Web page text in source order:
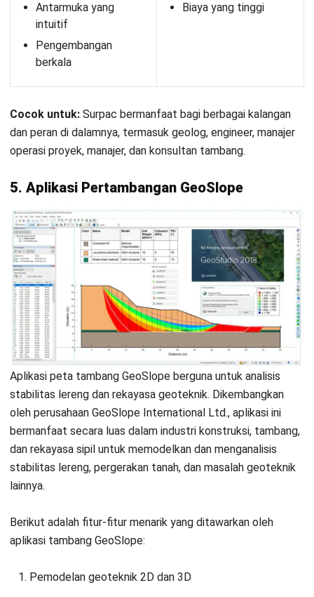
untuk memastikan konten yang akurat dan relevan.
ketepatan, kelengkapan, dan objektivitas konten dengan
KonsultasiGratisdan Dapatkan Solusi
Kontak Sekarang!